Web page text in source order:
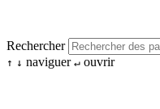
Rechercher
↑ ↓ naviguer ↵ ouvrir